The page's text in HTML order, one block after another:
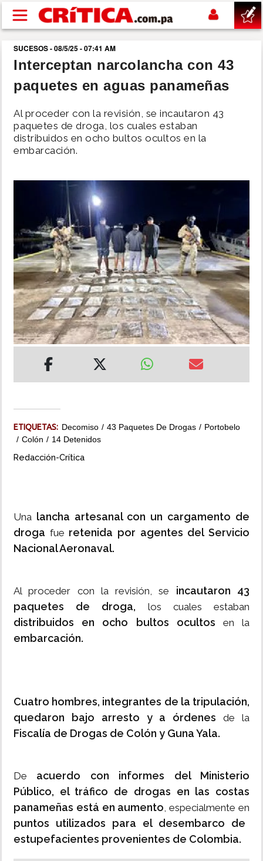
Pasar al contenido principal
buscar
SUCESOS
NACIONAL
POLÍTICA
DEPORTES
MUNDO
INSÓLITAS
MULTIMEDIA
SUCESOS - 08/5/25 - 07:41 AM
Interceptan narcolancha con 43
paquetes en aguas panameñas
Al proceder con la revisión, se incautaron 43
paquetes de droga, los cuales estaban
distribuidos en ocho bultos ocultos en la
embarcación.
ETIQUETAS: Decomiso 43 Paquetes De Drogas
Portobelo
Colón
14 Detenidos
Redacción-Crítica
Una lancha artesanal con un cargamento de
droga fue retenida por agentes del Servicio
Nacional Aeronaval.
Al proceder con la revisión, se incautaron 43
paquetes de droga, los cuales estaban
distribuidos en ocho bultos ocultos en la
embarcación.
Cuatro hombres, integrantes de la tripulación,
quedaron bajo arresto y a órdenesde la
Fiscalía de Drogas de Colón y Guna Yala.
De acuerdo con informes del Ministerio
Público, el tráfico de drogas en las costas
panameñas está en aumento, especialmente en
puntos utilizados para el desembarco de
estupefacientes provenientes de Colombia.